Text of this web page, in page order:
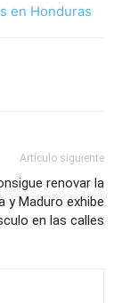
en Honduras
Artículo siguiente
renovar la
y Maduro exhibe
en las calles